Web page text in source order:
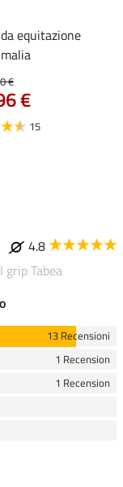
equitazione
€
€
15
4.8
Tabea
13 Recensioni
1 Recension
1 Recension